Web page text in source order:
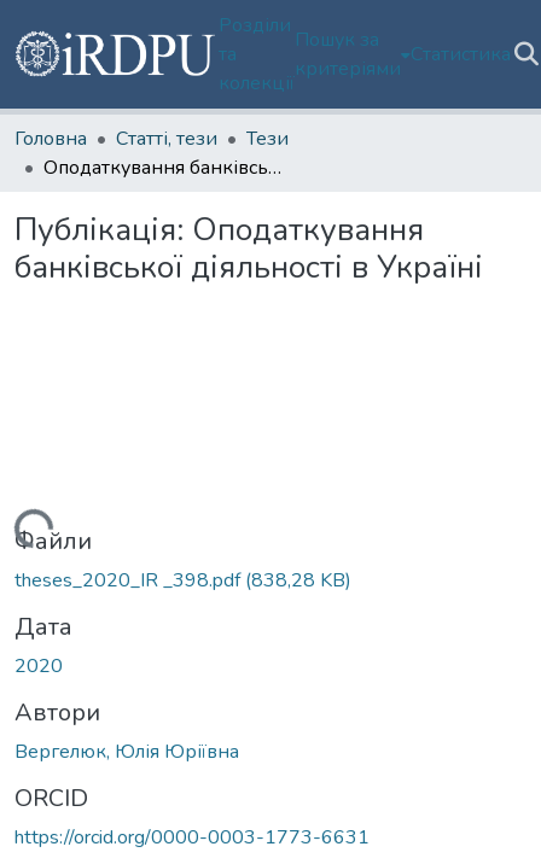
Розділи
та
колекції
Пошук за
критеріями
Статистика
Головна Статті, тези
Тези
Оподаткування банківської діяльності в Україні
Публікація: Оподаткування
банківської діяльності в Україні
Файли
theses_2020_IR _398.pdf(838,28 KB)
Дата
2020
Автори
Вергелюк, Юлія Юріївна
ORCID
https://orcid.org/0000-0003-1773-6631